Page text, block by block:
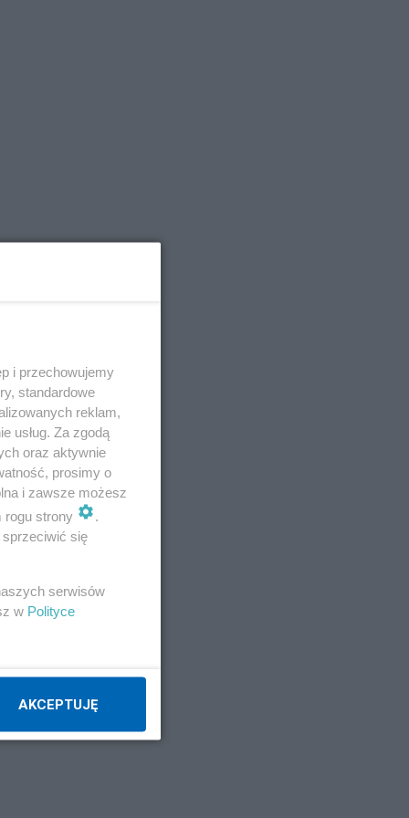
i przechowujemy
standardowe
reklam,
usług. Za zgodą
oraz aktywnie
prosimy o
i zawsze możesz
rogu strony
.
się
serwisów
w Polityce
AKCEPTUJĘ